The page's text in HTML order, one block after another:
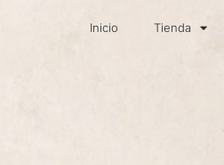
Inicio Tienda